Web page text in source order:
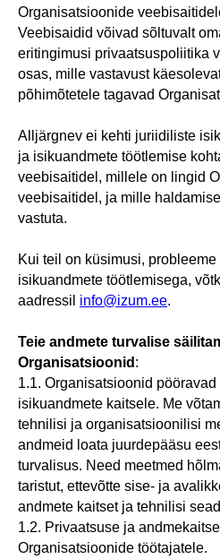
Organisatsioonide
Veebisaidid võivad sõltuvalt
eritingimusi privaatsuspoliitika
osas, mille vastavust
põhimõtetele tagavad
Alljärgnev ei kehti juriidiliste
ja isikuandmete töötlemise
veebisaitidel, millele on lingid
veebisaitidel, ja mille
vastuta.
Kui teil on küsimusi,
isikuandmete töötlemisega,
aadressil info@izum.ee.
Teie andmete turvalise
Organisatsioonid :
1.1. Organisatsioonid
isikuandmete kaitsele. Me
tehnilisi ja organisatsioonilisi
andmeid loata juurdepääsu
turvalisus. Need meetmed
taristut, ettevõtte sise- ja
andmete kaitset ja tehnilisi
1.2. Privaatsuse ja
Organisatsioonide töötajatele.